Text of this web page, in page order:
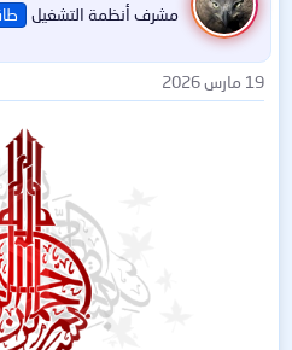
مشرف أنظمة التشغيل
19 مارس 2026